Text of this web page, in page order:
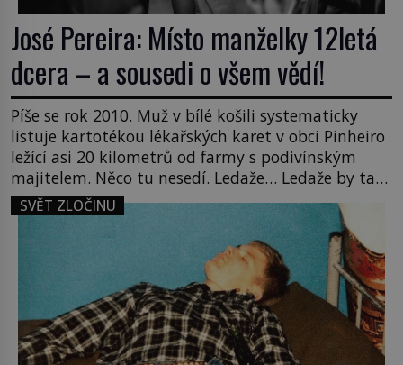
José Pereira: Místo manželky 12letá
dcera – a sousedi o všem vědí!
Píše se rok 2010. Muž v bílé košili systematicky
listuje kartotékou lékařských karet v obci Pinheiro
ležící asi 20 kilometrů od farmy s podivínským
majitelem. Něco tu nesedí. Ledaže… Ledaže by ta
mladá dívka z farmy byla ne manželkou, ale
dcerou – a všechny ty děti byly zplozené v incestu.
Na sociálním odboru jednoho z […]
SVĚT ZLOČINU